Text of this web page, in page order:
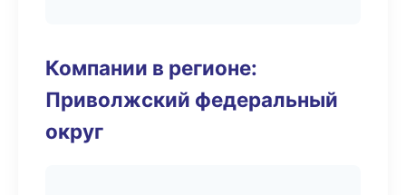
Компании в регионе:
Приволжский федеральный
округ